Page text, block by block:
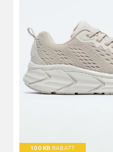
100KR RABATT